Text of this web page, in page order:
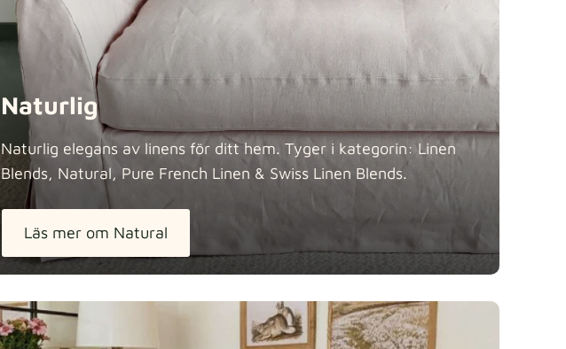
Tiffany
Naturlig
Naturlig elegans av linens för ditt hem. Tyger i kategorin: Linen
Blends, Natural, Pure French Linen & Swiss Linen Blends.
Läs mer om Natural